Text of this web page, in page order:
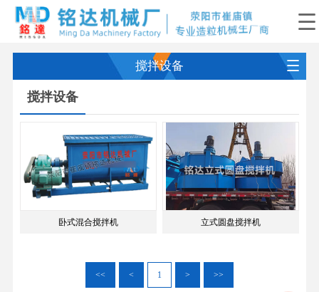
搅拌设备
搅拌设备
卧式混合搅拌机 立式圆盘搅拌机
<< < 1 > >>